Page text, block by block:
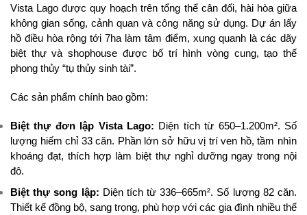
Vista Lago được quy hoạch trên tổng thể cân đối, hài hòa giữa
không gian sống, cảnh quan và công năng sử dụng. Dự án lấy
hồ điều hòa rộng tới 7ha làm tâm điểm, xung quanh là các dãy
biệt thự và shophouse được bố trí hình vòng cung, tạo thế
phong thủy “tụ thủy sinh tài”.
Các sản phẩm chính bao gồm:
Biệt thự đơn lập Vista Lago: Diện tích từ 650–1.200m². Số
lượng hiếm chỉ 33 căn. Phần lớn sở hữu vị trí ven hồ, tầm nhìn
khoáng đạt, thích hợp làm biệt thự nghỉ dưỡng ngay trong nội
đô.
Biệt thự song lập: Diện tích từ 336–665m². Số lượng 82 căn.
Thiết kế đồng bộ, sang trọng, phù hợp với các gia đình nhiều thế